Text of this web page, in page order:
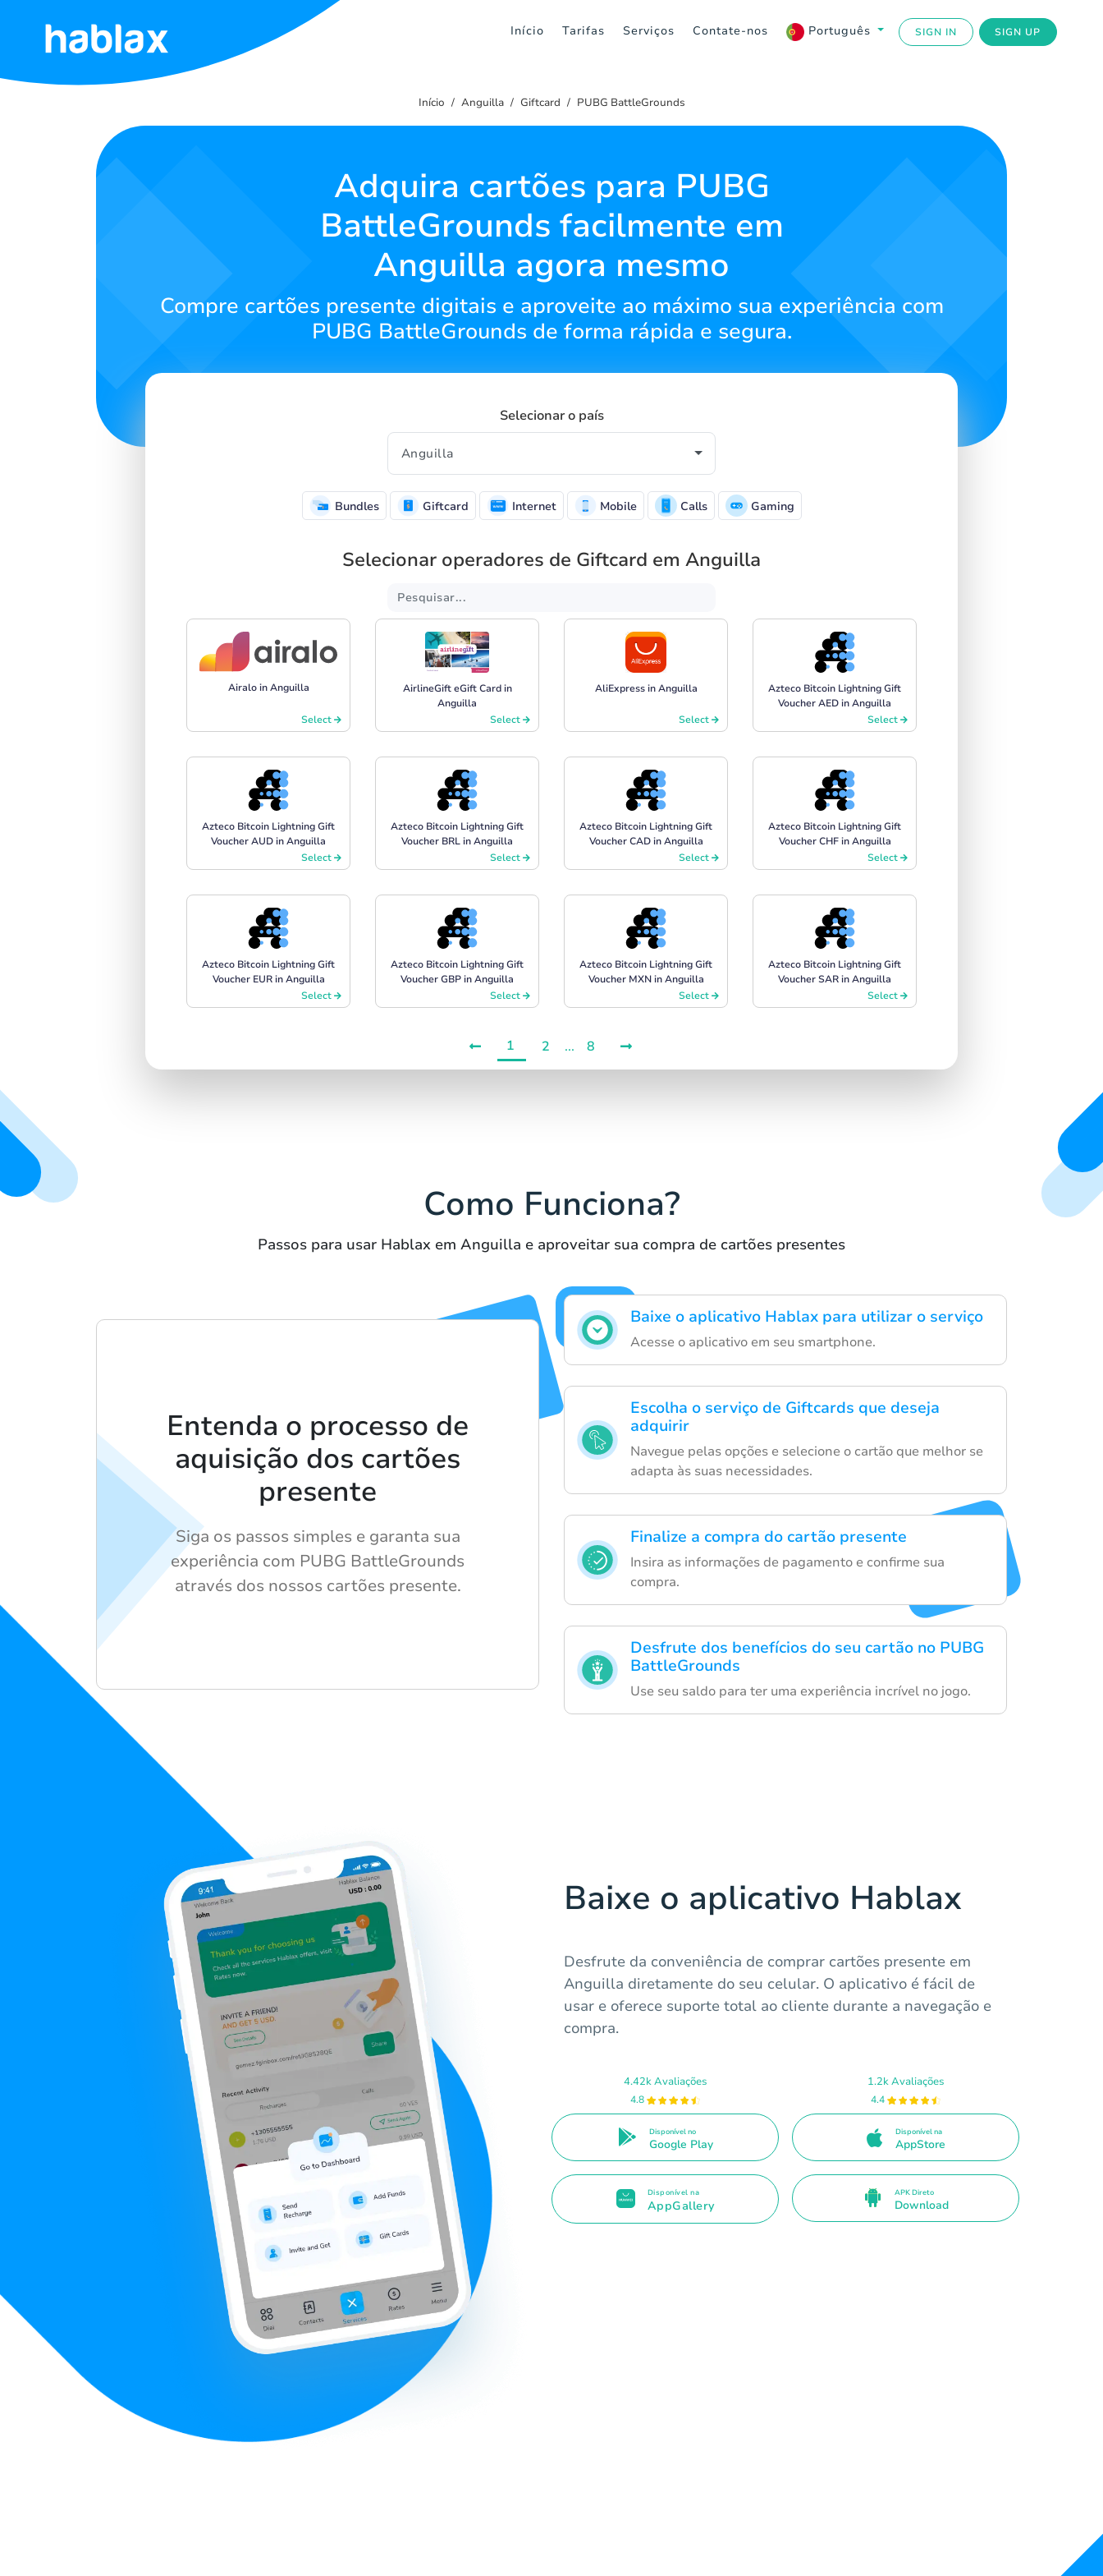
Início Tarifas Serviços Contate-nos Português SIGN IN SIGN UP
Início
Início Anguilla Giftcard PUBG BattleGrounds
Adquira cartões para PUBG
BattleGrounds facilmente em
Anguilla agora mesmo
Compre cartões presente digitais e aproveite ao máximo sua experiência com
PUBG BattleGrounds de forma rápida e segura.
Selecionar o país
Bundles Giftcard Internet Mobile Calls Gaming
Selecionar operadores de Giftcard em Anguilla
Airalo in Anguilla
Select
AirlineGift eGift Card in
Anguilla
Select
AliExpress in Anguilla
Select
Azteco Bitcoin Lightning Gift
Voucher AED in Anguilla
Select
Azteco Bitcoin Lightning Gift
Voucher AUD in Anguilla
Select
Azteco Bitcoin Lightning Gift
Voucher BRL in Anguilla
Select
Azteco Bitcoin Lightning Gift
Voucher CAD in Anguilla
Select
Azteco Bitcoin Lightning Gift
Voucher CHF in Anguilla
Select
Azteco Bitcoin Lightning Gift
Voucher EUR in Anguilla
Select
Azteco Bitcoin Lightning Gift
Voucher GBP in Anguilla
Select
Azteco Bitcoin Lightning Gift
Voucher MXN in Anguilla
Select
Azteco Bitcoin Lightning Gift
Voucher SAR in Anguilla
Select
1 2 ... 8
Como Funciona?
Passos para usar Hablax em Anguilla e aproveitar sua compra de cartões presentes
Baixe o aplicativo Hablax para utilizar o serviço
Acesse o aplicativo em seu smartphone.
Escolha o serviço de Giftcards que deseja
adquirir
Navegue pelas opções e selecione o cartão que melhor se
adapta às suas necessidades.
Finalize a compra do cartão presente
Insira as informações de pagamento e confirme sua
compra.
Desfrute dos benefícios do seu cartão no PUBG
BattleGrounds
Use seu saldo para ter uma experiência incrível no jogo.
Entenda o processo de
aquisição dos cartões
presente
Siga os passos simples e garanta sua
experiência com PUBG BattleGrounds
através dos nossos cartões presente.
Baixe o aplicativo Hablax
Desfrute da conveniência de comprar cartões presente em
Anguilla diretamente do seu celular. O aplicativo é fácil de
usar e oferece suporte total ao cliente durante a navegação e
compra.
4.42k Avaliações
4.8
Disponível no
Google Play
1.2k Avaliações
4.4
Disponível na
AppStore
Disponível na
AppGallery
APK Direto
Download